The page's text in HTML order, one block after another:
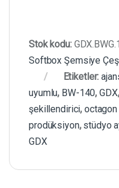
Stok kodu:
Softbox Şemsiye
Etiketler:
uyumlu, BW-140, GDX
şekillendirici,
prodüksiyon, stüdyo
GDX